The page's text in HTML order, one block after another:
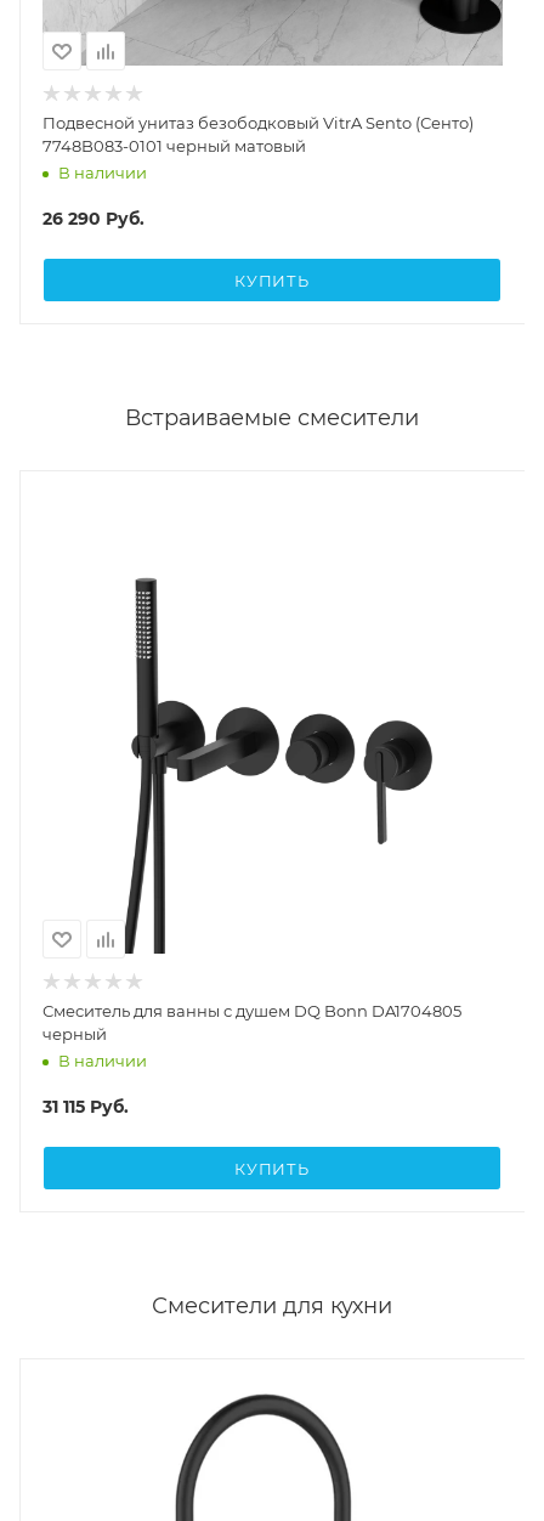
Подвесной унитаз безободковый VitrA Sento (Сенто)
7748B083-0101 черный матовый
В наличии
26 290 Руб.
КУПИТЬ
Встраиваемые смесители
Смеситель для ванны с душем DQ Bonn DA1704805
черный
В наличии
31 115 Руб.
КУПИТЬ
Смесители для кухни